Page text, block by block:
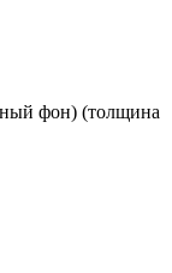
фон) (толщина